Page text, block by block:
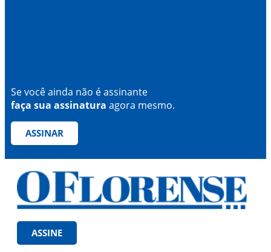
Se você ainda não é assinante
faça sua assinatura agora mesmo.
ASSINAR
ASSINE